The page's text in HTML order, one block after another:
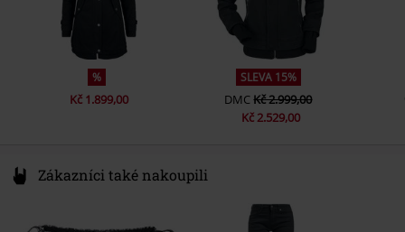
Vnitřní kapsy, Náprsní kapsy,
Kapsy se zipem
cerná/cervená
%
Kč 1.899,00
SLEVA 15%
DMCKč 2.999,00
Kč 2.529,00
Zákazníci také nakoupili